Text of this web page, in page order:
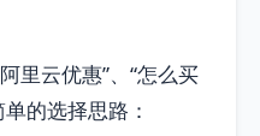
里云优惠”、“怎么买
的选择思路：